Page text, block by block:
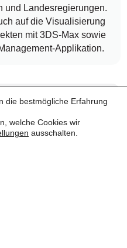
und Landesregierungen.
auf die Visualisierung
mit 3DS-Max sowie
Applikation.
die bestmögliche Erfahrung
welche Cookies wir
ausschalten.